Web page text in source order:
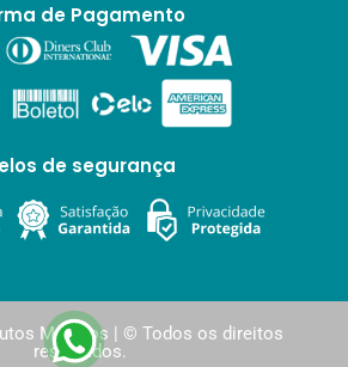
de Pagamento
de segurança
Médicos | © Todos os direitos
reservados.